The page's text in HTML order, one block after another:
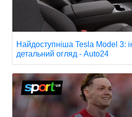
Найдоступніша Tesla Model 3:
детальний огляд - Auto24